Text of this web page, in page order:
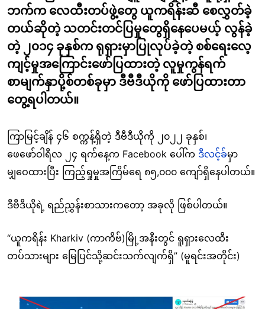
ဘက်က လေထီးတပ်ဖွဲ့တွေ ယူကရိန်းဆီ စေလွှတ်ခဲ့
တယ်ဆိုတဲ့ သတင်းတင်ပြမှုတွေရှိနေပေမယ့် လွန်ခဲ့
တဲ့ ၂၀၁၄ ခုနှစ်က ရုရှားမှာပြုလုပ်ခဲ့တဲ့ စစ်ရေးလေ့
ကျင့်မှုအကြောင်းဖော်ပြထားတဲ့ လူမှုကွန်ရက်
စာမျက်နှာပို့စ်တစ်ခုမှာ ဒီဗီဒီယိုကို ဖော်ပြထားတာ
တွေ့ရပါတယ်။
ကြာမြင့်ချိန် ၄၆ စက္ကန့်ရှိတဲ့ ဒီဗီဒီယိုကို ၂၀၂၂ ခုနှစ်၊
ဖေဖော်ဝါရီလ ၂၄ ရက်နေ့က Facebook ပေါ်က ဒီလင့်ခ်မှာ
မျှဝေထားပြီး ကြည့်ရှုမှုအကြိမ်ရေ ၈၅,၀၀၀ ကျော်ရှိနေပါတယ်။
ဒီဗီဒီယိုရဲ့ ရည်ညွှန်းစာသားကတော့ အခုလို ဖြစ်ပါတယ်။
“ယူကရိန်း Kharkiv (ကာကိဗ်)မြို့အနီးတွင် ရူရှားလေထီး
တပ်သားများ မြေပြင်သို့ဆင်းသက်လျက်ရှိ” (မူရင်းအတိုင်း)
Image